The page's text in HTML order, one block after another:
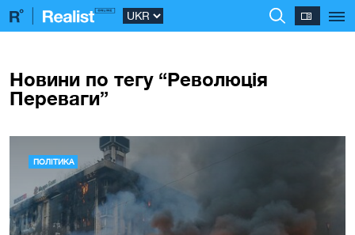
Новини по тегу “Революція
Переваги”
ПОЛІТИКА